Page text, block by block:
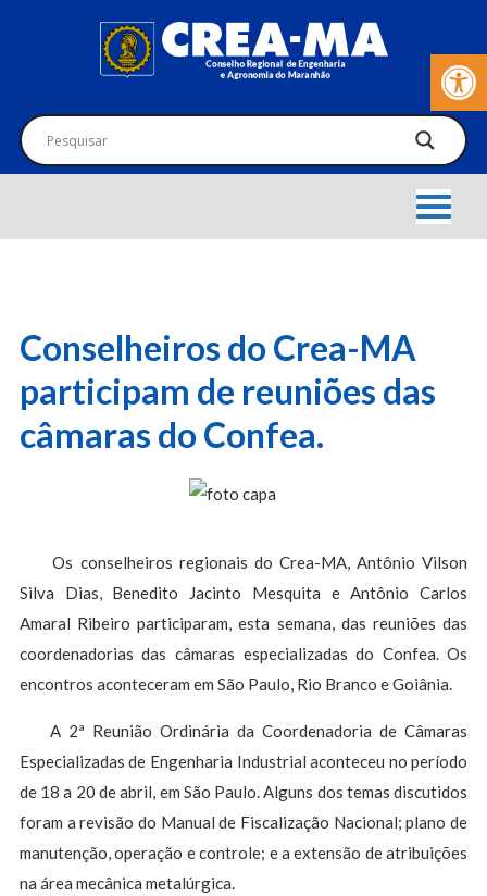
Barra de
Conselheiros do Crea-MA
participam de reuniões das
câmaras do Confea.
Os conselheiros regionais do Crea-MA, Antônio Vilson
Silva Dias, Benedito Jacinto Mesquita e Antônio Carlos
Amaral Ribeiro participaram, esta semana, das reuniões das
coordenadorias das câmaras especializadas do Confea. Os
encontros aconteceram em São Paulo, Rio Branco e Goiânia.
A 2ª Reunião Ordinária da Coordenadoria de Câmaras
Especializadas de Engenharia Industrial aconteceu no período
de 18 a 20 de abril, em São Paulo. Alguns dos temas discutidos
foram a revisão do Manual de Fiscalização Nacional; plano de
manutenção, operação e controle; e a extensão de atribuições
na área mecânica metalúrgica.